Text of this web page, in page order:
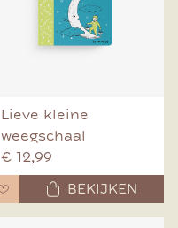
Lieve kleine
weegschaal
€ 12,99
BEKIJKEN